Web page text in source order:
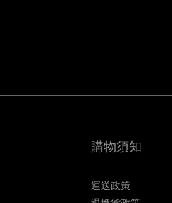
購物須知
運送政策